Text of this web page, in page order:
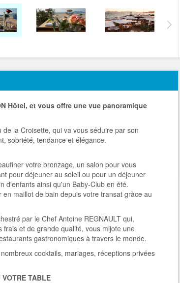
Hôtel, et vous offre une vue panoramique
de la Croisette, qui va vous séduire par son
sobriété, tendance et élégance.
votre bronzage, un salon pour vous
pour déjeuner au soleil ou pour un déjeuner
d'enfants ainsi qu'un Baby-Club en été.
maillot de bain depuis votre transat gràce au
par le Chef Antoine REGNAULT qui,
et de grande qualité, vous mijote une
gastronomiques à travers le monde.
cocktails, mariages, réceptions privées
VOTRE TABLE